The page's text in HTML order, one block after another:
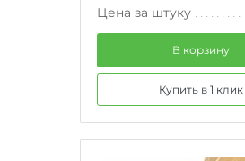
Цена за штуку
В корзину
Купить в 1 клик